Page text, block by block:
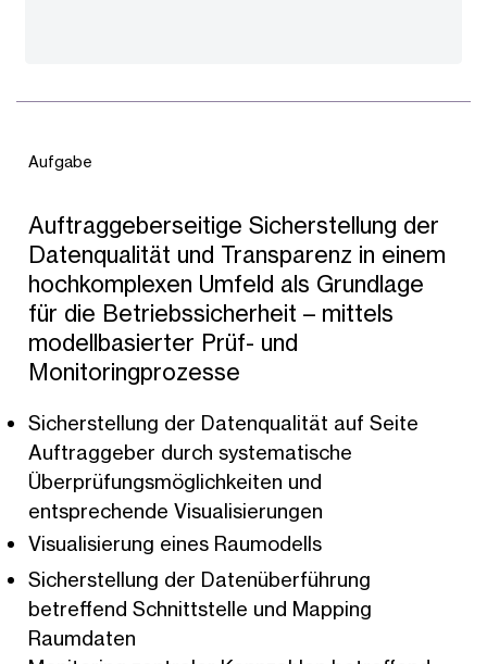
Auftraggeberseitige Sicherstellung der
Datenqualität und Transparenz in einem
hochkomplexen Umfeld als Grundlage
für die Betriebssicherheit – mittels
modellbasierter Prüf- und
Monitoringprozesse
Sicherstellung der Datenqualität auf Seite
Auftraggeber durch systematische
Überprüfungsmöglichkeiten und
entsprechende Visualisierungen
Sicherstellung der Datenüberführung
betreffend Schnittstelle und Mapping
Raumdaten
Visualisierung eines Raumodells
Aufgabe